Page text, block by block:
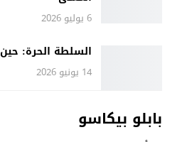
6 يوليو 2026
السلطة الحرة:
14 يونيو 2026
بابلو بيكاسو